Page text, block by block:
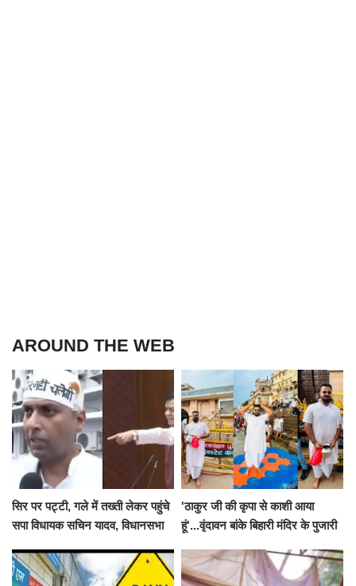
AROUND THE WEB
सिर पर पट्टी, गले में तख्ती लेकर पहुंचे
सपा विधायक सचिन यादव, विधानसभा
निलंबित
'ठाकुर जी की कृपा से काशी आया
हूं'...वृंदावन बांके बिहारी मंदिर के पुजारी
जलाभिषेक